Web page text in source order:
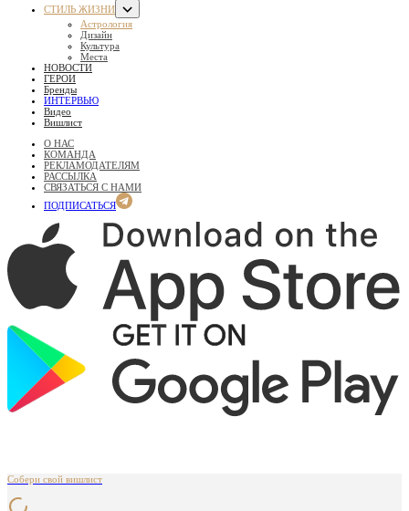
СТИЛЬ ЖИЗНИ
Астрология
Дизайн
Культура
Места
НОВОСТИ
ГЕРОИ
Бренды
ИНТЕРВЬЮ
Видео
Вишлист
О НАС
КОМАНДА
РЕКЛАМОДАТЕЛЯМ
РАССЫЛКА
СВЯЗАТЬСЯ С НАМИ
ПОДПИСАТЬСЯ
Собери свой вишлист